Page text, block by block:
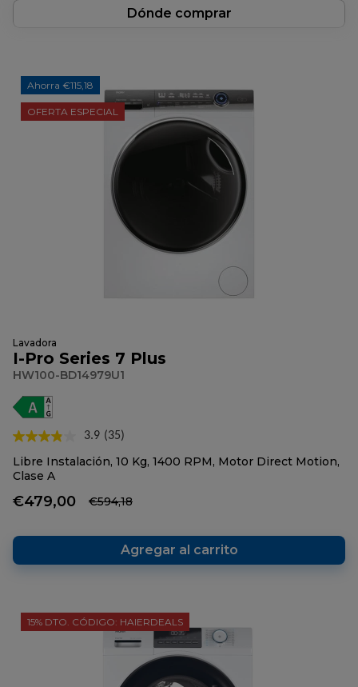
Dónde comprar
Ahorra €115,18
OFERTA ESPECIAL
Lavadora
I-Pro Series 7 Plus
HW100-BD14979U1
3.9 Lea
35
reseñas.
la
(35)
Libre Instalación, 10 Kg, 1400 RPM, Motor Direct Motion,
Clase A
€479,00 €594,18
Agregar al carrito
15% DTO. CÓDIGO: HAIERDEALS